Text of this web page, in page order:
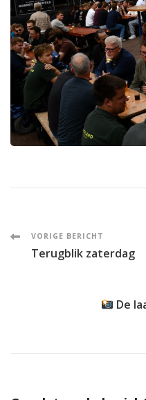
Post
VORIGE BERICHT
Terugblik zaterdag
De